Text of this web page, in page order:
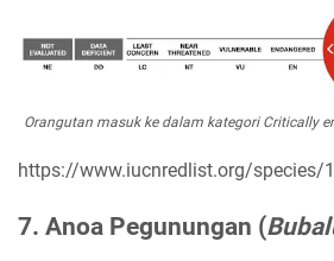
Orangutan masuk ke dalam kategori Critically
https://www.iucnredlist.org/species/
7. Anoa Pegunungan (